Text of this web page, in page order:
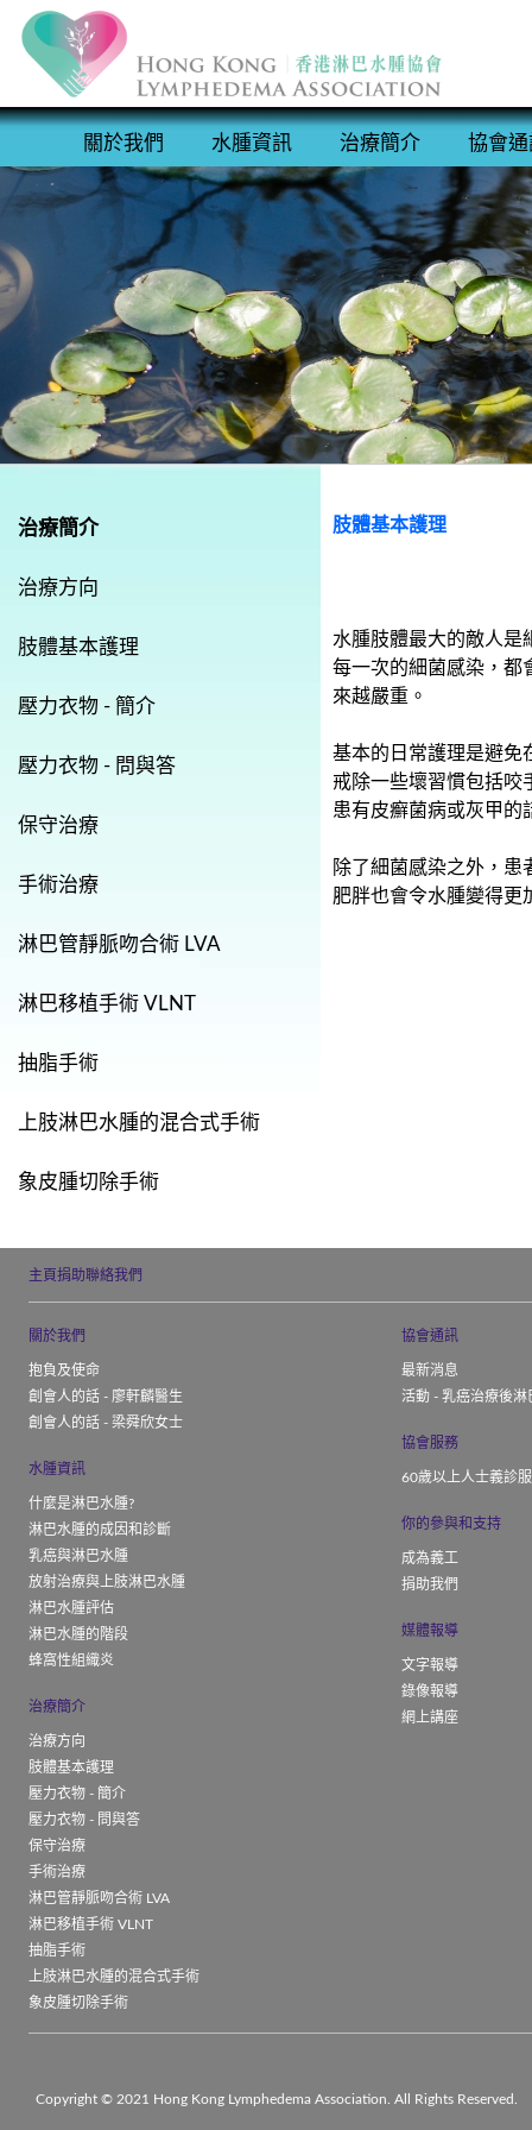
關於我們 水腫資訊 治療簡介 協會通
治療簡介
治療方向
肢體基本護理
壓力衣物 - 簡介
壓力衣物 - 問與答
保守治療
手術治療
淋巴管靜脈吻合術 LVA
淋巴移植手術 VLNT
抽脂手術
上肢淋巴水腫的混合式手術
象皮腫切除手術
肢體基本護理
水腫肢體最大的敵人是
每一次的細菌感染，都
來越嚴重。
基本的日常護理是避免
戒除一些壞習慣包括咬
患有皮癬菌病或灰甲的
除了細菌感染之外，患
肥胖也會令水腫變得更
主頁捐助聯絡我們
關於我們
抱負及使命
創會人的話 - 廖軒麟醫生
創會人的話 - 梁舜欣女士
水腫資訊
什麼是淋巴水腫?
淋巴水腫的成因和診斷
乳癌與淋巴水腫
放射治療與上肢淋巴水腫
淋巴水腫評估
淋巴水腫的階段
蜂窩性組織炎
治療簡介
治療方向
肢體基本護理
壓力衣物 - 簡介
壓力衣物 - 問與答
保守治療
手術治療
淋巴管靜脈吻合術 LVA
淋巴移植手術 VLNT
抽脂手術
上肢淋巴水腫的混合式手術
象皮腫切除手術
協會通訊
最新消息
活動 - 乳癌治療後
協會服務
60歲以上人士義診
你的參與和支持
成為義工
捐助我們
媒體報導
文字報導
錄像報導
網上講座
Copyright © 2021 Hong Kong Lymphedema Association. All Rights Reserved.